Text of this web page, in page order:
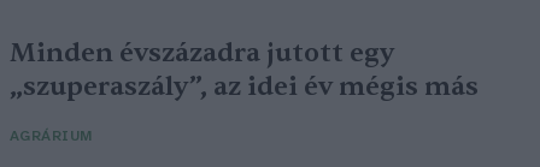
Minden évszázadra jutott egy
„szuperaszály”, az idei év mégis más
AGRÁRIUM